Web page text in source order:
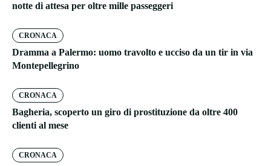
notte di attesa per oltre mille passeggeri
CRONACA
Dramma a Palermo: uomo travolto e ucciso da un tir in via
Montepellegrino
CRONACA
Bagheria, scoperto un giro di prostituzione da oltre 400
clienti al mese
CRONACA